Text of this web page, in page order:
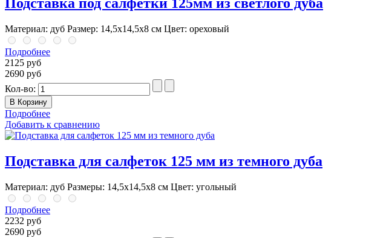
Подставка под салфетки 125мм из светлого дуба
Материал: дуб Размер: 14,5x14,5x8 см Цвет: ореховый
Подробнее
2125 руб
2690 руб
Кол-во:
Подробнее
Добавить к сравнению
Подставка для салфеток 125 мм из темного дуба
Материал: дуб Размеры: 14,5x14,5x8 см Цвет: угольный
Подробнее
2232 руб
2690 руб